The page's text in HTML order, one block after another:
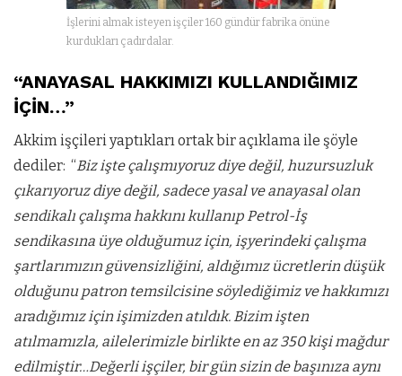
İşlerini almak isteyen işçiler 160 gündür fabrika önüne
kurdukları çadırdalar.
“ANAYASAL HAKKIMIZI KULLANDIĞIMIZ
İÇİN…”
Akkim işçileri yaptıkları ortak bir açıklama ile şöyle
dediler: “Biz işte çalışmıyoruz diye değil, huzursuzluk
çıkarıyoruz diye değil, sadece yasal ve anayasal olan
sendikalı çalışma hakkını kullanıp Petrol-İş
sendikasına üye olduğumuz için, işyerindeki çalışma
şartlarımızın güvensizliğini, aldığımız ücretlerin düşük
olduğunu patron temsilcisine söylediğimiz ve hakkımızı
aradığımız için işimizden atıldık. Bizim işten
atılmamızla, ailelerimizle birlikte en az 350 kişi mağdur
edilmiştir…Değerli işçiler, bir gün sizin de başınıza aynı